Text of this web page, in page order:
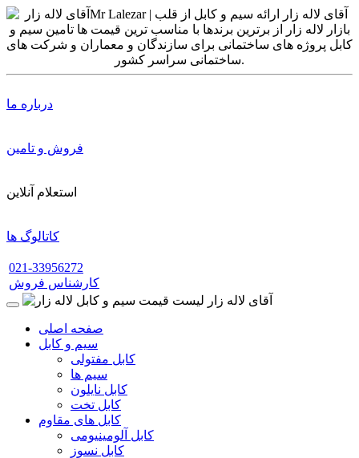
درباره ما
فروش و تامین
استعلام آنلاین
کاتالوگ ها
021-33956272
کارشناس فروش
صفحه اصلی
سیم و کابل
کابل مفتولی
سیم ها
کابل نایلون
کابل تخت
کابل های مقاوم
کابل آلومینیومی
کابل نسوز